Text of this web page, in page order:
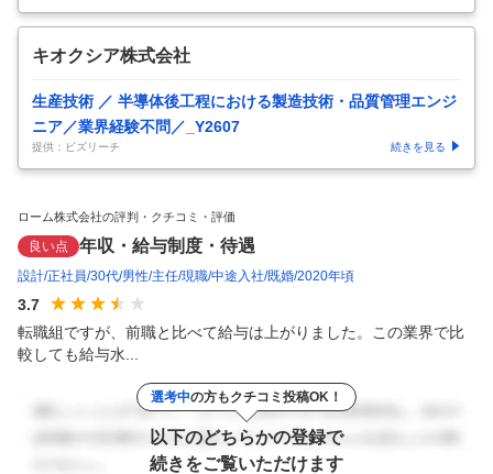
キオクシア株式会社
生産技術 ／ 半導体後工程における製造技術・品質管理エンジ
ニア／業界経験不問／_Y2607
提供：ビズリーチ 続きを見る
ローム株式会社の評判・クチコミ・評価
良い点 年収・給与制度・待遇
設計 正社員 30代 男性 主任 現職 中途入社 既婚 2020年頃
3.7
転職組ですが、前職と比べて給与は上がりました。この業界で比
較しても給与水...
選考中の方もクチコミ投稿OK！
以下のどちらかの登録で
続きをご覧いただけます